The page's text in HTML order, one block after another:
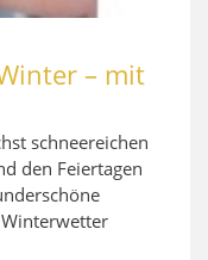
– mit
schneereichen
den Feier­tagen